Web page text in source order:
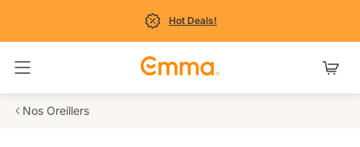
Hot Deals!
Basculer la navigation
Nos Oreillers